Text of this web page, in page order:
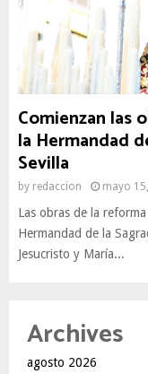
Comienzan las
la Hermandad
Sevilla
by redaccion mayo
Las obras de la
Hermandad de la
Jesucristo y María...
Archives
agosto 2026